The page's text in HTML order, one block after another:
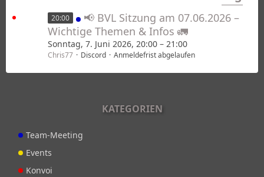
20:00
📢 BVL Sitzung am 07.06.2026 –
Wichtige Themen & Infos 🚛
Sonntag, 7. Juni 2026, 20:00 – 21:00
Chris77 Discord Anmeldefrist abgelaufen
KATEGORIEN
Team-Meeting
Events
Konvoi